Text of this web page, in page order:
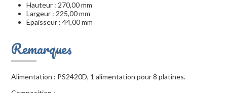
Hauteur : 270,00 mm
Largeur : 225,00 mm
Épaisseur : 44,00 mm
Remarques
Alimentation : PS2420D, 1 alimentation pour 8 platines.